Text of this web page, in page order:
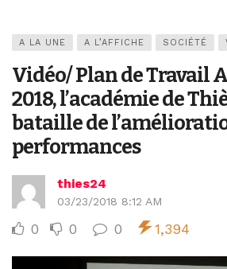
A LA UNE A L’AFFICHE SOCIÉTÉ
Vidéo/ Plan de Travail
2018, l’académie de
bataille de
performances
thies24
03/23/2018 8:12 AM
0 0 0 1,394